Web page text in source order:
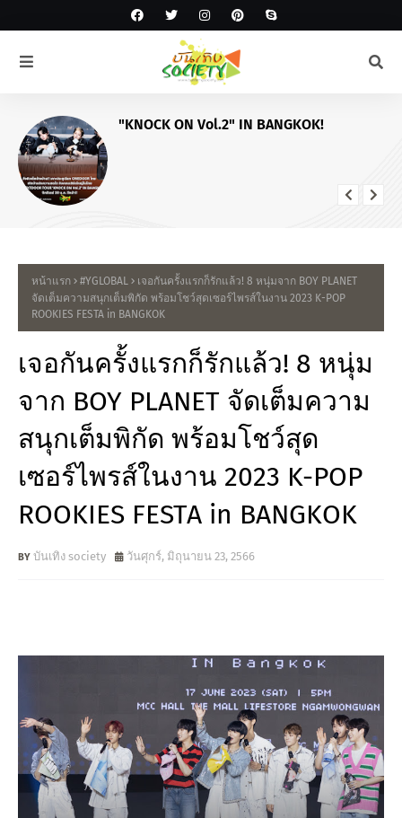
"KNOCK ON Vol.2" IN BANGKOK!
หน้าแรก #YGLOBAL
เจอกันครั้งแรกก็รักแล้ว! 8 หนุ่มจาก BOY PLANET
จัดเต็มความสนุกเต็มพิกัด พร้อมโชว์สุดเซอร์ไพรส์ในงาน 2023 K-POP
ROOKIES FESTA in BANGKOK
เจอกันครั้งแรกก็รักแล้ว! 8 หนุ่ม
จาก BOY PLANET จัดเต็มความ
สนุกเต็มพิกัด พร้อมโชว์สุด
เซอร์ไพรส์ในงาน 2023 K-POP
ROOKIES FESTA in BANGKOK
บันเทิง society วันศุกร์, มิถุนายน 23, 2566